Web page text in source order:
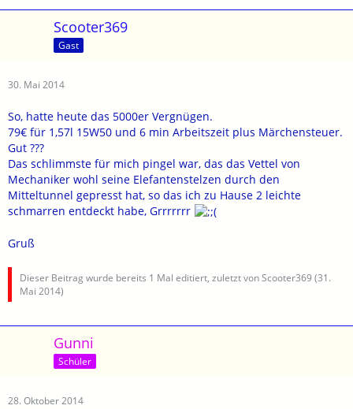
Scooter369
Gast
30. Mai 2014
So, hatte heute das 5000er Vergnügen.
79€ für 1,57l 15W50 und 6 min Arbeitszeit plus Märchensteuer.
Gut ???
Das schlimmste für mich pingel war, das das Vettel von
Mechaniker wohl seine Elefantenstelzen durch den
Mitteltunnel gepresst hat, so das ich zu Hause 2 leichte
schmarren entdeckt habe, Grrrrrrr
Gruß
Dieser Beitrag wurde bereits 1 Mal editiert, zuletzt von Scooter369 (31.
Mai 2014)
Gunni
Schüler
28. Oktober 2014